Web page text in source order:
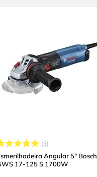
3
Angular 5" Bosch
17-125 S 1700W